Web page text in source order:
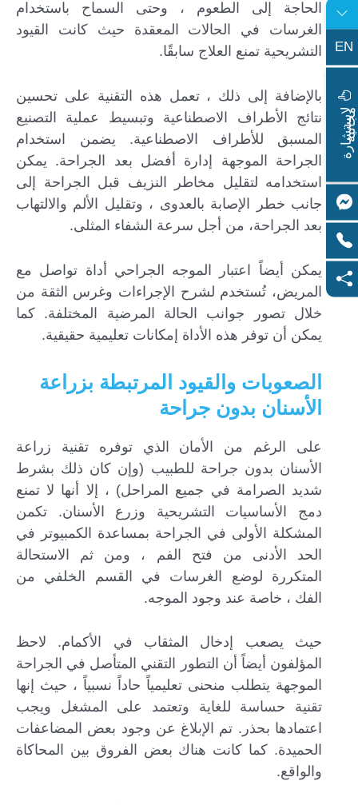
الحاجة إلى الطعوم ، وحتى السماح باستخدام
الغرسات في الحالات المعقدة حيث كانت القيود
التشريحية تمنع العلاج سابقًا.
بالإضافة إلى ذلك ، تعمل هذه التقنية على تحسين
نتائج الأطراف الاصطناعية وتبسيط عملية التصنيع
المسبق للأطراف الاصطناعية. يضمن استخدام
الجراحة الموجهة إدارة أفضل بعد الجراحة. يمكن
استخدامه لتقليل مخاطر النزيف قبل الجراحة إلى
جانب خطر الإصابة بالعدوى ، وتقليل الألم والالتهاب
بعد الجراحة، من أجل سرعة الشفاء المثلى.
يمكن أيضاً اعتبار الموجه الجراحي أداة تواصل مع
المريض، تُستخدم لشرح الإجراءات وغرس الثقة من
خلال تصور جوانب الحالة المرضية المختلفة. كما
يمكن أن توفر هذه الأداة إمكانات تعليمية حقيقية.
الصعوبات والقيود المرتبطة بزراعة
الأسنان بدون جراحة
على الرغم من الأمان الذي توفره تقنية زراعة
الأسنان بدون جراحة للطبيب (وإن كان ذلك بشرط
شديد الصرامة في جميع المراحل) ، إلا أنها لا تمنع
دمج الأساسيات التشريحية وزرع الأسنان. تكمن
المشكلة الأولى في الجراحة بمساعدة الكمبيوتر في
الحد الأدنى من فتح الفم ، ومن ثم الاستحالة
المتكررة لوضع الغرسات في القسم الخلفي من
الفك ، خاصة عند وجود الموجه.
حيث يصعب إدخال المثقاب في الأكمام. لاحظ
المؤلفون أيضاً أن التطور التقني المتأصل في الجراحة
الموجهة يتطلب منحنى تعليمياً حاداً نسبياً ، حيث إنها
تقنية حساسة للغاية وتعتمد على المشغل ويجب
اعتمادها بحذر. تم الإبلاغ عن وجود بعض المضاعفات
الحميدة. كما كانت هناك بعض الفروق بين المحاكاة
والواقع.
EN
ل
ا
س
ت
ش
ا
ر
ة
م
ج
ا
ن
ي
ة